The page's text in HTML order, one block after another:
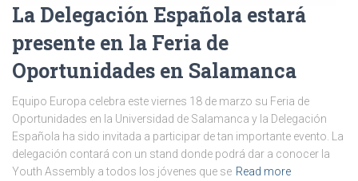
La Delegación Española estará
presente en la Feria de
Oportunidades en Salamanca
Equipo Europa celebra este viernes 18 de marzo su Feria de
Oportunidades en la Universidad de Salamanca y la Delegación
Española ha sido invitada a participar de tan importante evento. La
delegación contará con un stand donde podrá dar a conocer la
Youth Assembly a todos los jóvenes que se Read more